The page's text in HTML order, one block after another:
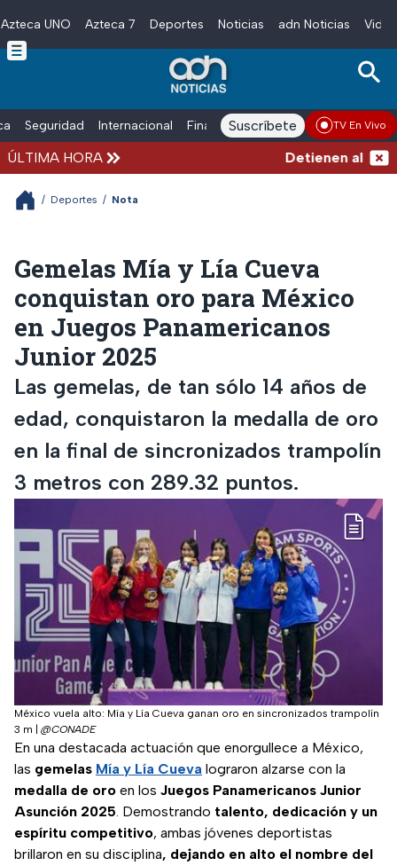
Skip to main content
Azteca UNO Azteca 7 Deportes Noticias adn Noticias
Seguridad Internacional Finanzas adn Noticias Radio
Suscríbete TV En Vivo
ÚLTIMA HORA Detienen al
/ Deportes / Nota
Gemelas Mía y Lía Cueva
conquistan oro para México
en Juegos Panamericanos
Junior 2025
Las gemelas, de tan sólo 14 años de
edad, conquistaron la medalla de oro
en la final de sincronizados trampolín
3 metros con 289.32 puntos.
México vuela alto: Mía y Lía Cueva ganan oro en sincronizados trampolín
3 m
@CONADE
En una destacada actuación que enorgullece a México,
las gemelas Mía y Lía Cueva lograron alzarse con la
medalla de oro en los Juegos Panamericanos Junior
Asunción 2025. Demostrando talento, dedicación y un
espíritu competitivo, ambas jóvenes deportistas
brillaron en su disciplina, dejando en alto el nombre del